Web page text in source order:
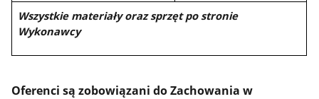
Wszystkie materiały oraz sprzęt po stronie
Wykonawcy
Oferenci są zobowiązani do Zachowania w